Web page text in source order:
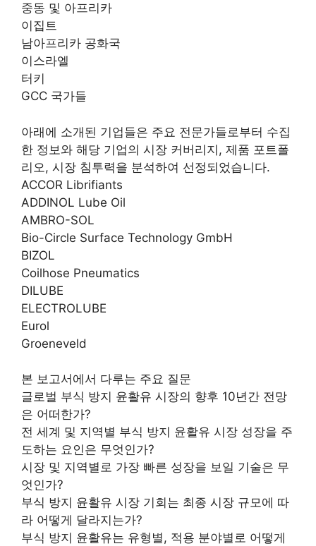
중동 및 아프리카
이집트
남아프리카 공화국
이스라엘
터키
GCC 국가들
아래에 소개된 기업들은 주요 전문가들로부터 수집
한 정보와 해당 기업의 시장 커버리지, 제품 포트폴
리오, 시장 침투력을 분석하여 선정되었습니다.
ACCOR Librifiants
ADDINOL Lube Oil
AMBRO-SOL
Bio-Circle Surface Technology GmbH
BIZOL
Coilhose Pneumatics
DILUBE
ELECTROLUBE
Eurol
Groeneveld
본 보고서에서 다루는 주요 질문
글로벌 부식 방지 윤활유 시장의 향후 10년간 전망
은 어떠한가?
전 세계 및 지역별 부식 방지 윤활유 시장 성장을 주
도하는 요인은 무엇인가?
시장 및 지역별로 가장 빠른 성장을 보일 기술은 무
엇인가?
부식 방지 윤활유 시장 기회는 최종 시장 규모에 따
라 어떻게 달라지는가?
부식 방지 윤활유는 유형별, 적용 분야별로 어떻게